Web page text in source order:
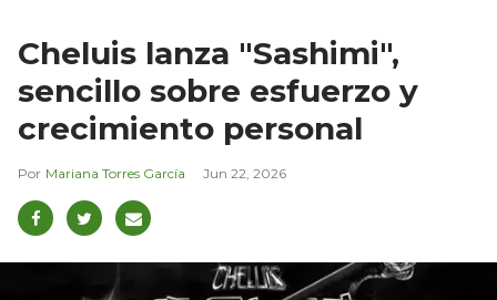
Cheluis lanza "Sashimi",
sencillo sobre esfuerzo y
crecimiento personal
Mariana Torres García Jun 22, 2026